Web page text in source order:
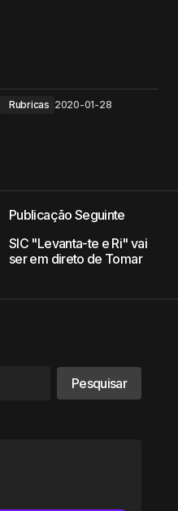
Rubricas 2020-01-28
Publicação Seguinte
SIC "Levanta-te e Ri" vai
ser em direto de Tomar
Pesquisar